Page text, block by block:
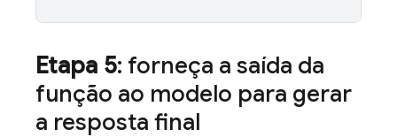
Etapa 5: forneça a saída da
função ao modelo para gerar
a resposta final